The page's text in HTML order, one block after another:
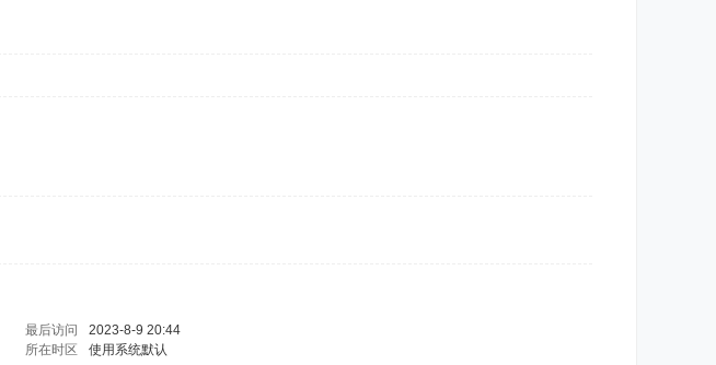
最后访问
2023-8-9 20:44
所在时区 使用系统默认